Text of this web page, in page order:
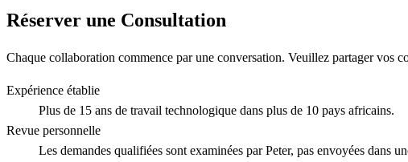
Réserver une Consultation
Chaque collaboration commence par une conversation. Veuillez partager vos
Expérience établie
Plus de 15 ans de travail technologique dans plus de 10 pays africains.
Revue personnelle
Les demandes qualifiées sont examinées par Peter, pas envoyées dans